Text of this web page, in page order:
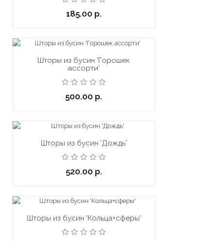
185.00 р.
Шторы из бусин 'Горошек
ассорти'
500.00 р.
Шторы из бусин 'Дождь'
520.00 р.
Шторы из бусин 'Кольца+сферы'